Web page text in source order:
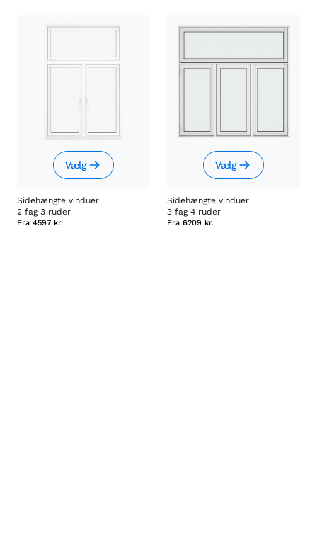
Vælg
Sidehængte vinduer
2 fag 3 ruder
Fra 4597 kr.
Vælg
Sidehængte vinduer
3 fag 4 ruder
Fra 6209 kr.